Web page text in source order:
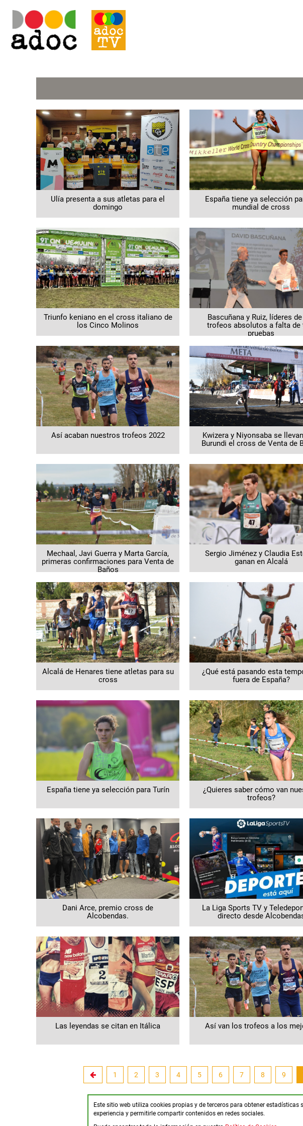
Ulía presenta a sus atletas para el
domingo
España tiene ya selección
mundial de cross
Triunfo keniano en el cross italiano de
los Cinco Molinos
Bascuñana y Ruiz, líderes
trofeos absolutos a falta de
pruebas
Así acaban nuestros trofeos 2022
Kwizera y Niyonsaba se
Burundi el cross de Venta de
Mechaal, Javi Guerra y Marta García,
primeras confirmaciones para Venta de
Baños
Sergio Jiménez y Claudia
ganan en Alcalá
Alcalá de Henares tiene atletas para su
cross
¿Qué está pasando esta
fuera de España?
España tiene ya selección para Turín
¿Quieres saber cómo van
trofeos?
Dani Arce, premio cross de
Alcobendas.
La Liga Sports TV y
directo desde
Las leyendas se citan en Itálica Así van los trofeos a los
1 2 3 4 5 6 7 8 9
Este sitio web utiliza cookies propias y de terceros para obtener
experiencia y permitirle compartir contenidos en redes sociales.